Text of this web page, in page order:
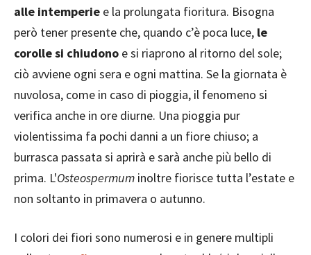
alle intemperie e la prolungata fioritura. Bisogna
però tener presente che, quando c’è poca luce, le
corolle si chiudono e si riaprono al ritorno del sole;
ciò avviene ogni sera e ogni mattina. Se la giornata è
nuvolosa, come in caso di pioggia, il fenomeno si
verifica anche in ore diurne. Una pioggia pur
violentissima fa pochi danni a un fiore chiuso; a
burrasca passata si aprirà e sarà anche più bello di
prima. L'Osteospermum inoltre fiorisce tutta l’estate e
non soltanto in primavera o autunno.
I colori dei fiori sono numerosi e in genere multipli